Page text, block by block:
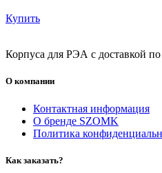
Купить
Корпуса для РЭА с доставкой
О компании
Контактная информация
О бренде SZOMK
Политика
Как заказать?